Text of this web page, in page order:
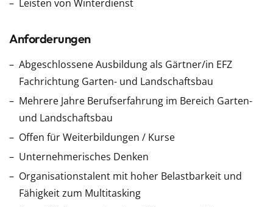
Leisten von Winterdienst
Anforderungen
Abgeschlossene Ausbildung als Gärtner/in EFZ
Fachrichtung Garten- und Landschaftsbau
Mehrere Jahre Berufserfahrung im Bereich Garten-
und Landschaftsbau
Offen für Weiterbildungen / Kurse
Unternehmerisches Denken
Organisationstalent mit hoher Belastbarkeit und
Fähigkeit zum Multitasking